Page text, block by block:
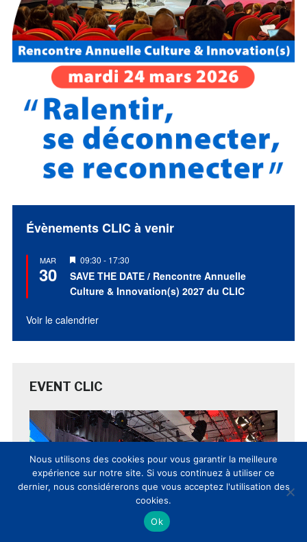
Évènements CLIC à venir
MAR
30
Mis
en
avant
09:30 - 17:30
SAVE THE DATE / Rencontre Annuelle
Culture & Innovation(s) 2027 du CLIC
Voir le calendrier
EVENT CLIC
Nous utilisons des cookies pour vous garantir la meilleure
expérience sur notre site. Si vous continuez à utiliser ce
dernier, nous considérerons que vous acceptez l'utilisation des
cookies.
Ok